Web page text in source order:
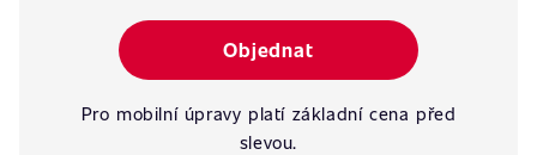
Objednat
Pro mobilní úpravy platí základní cena před
slevou.